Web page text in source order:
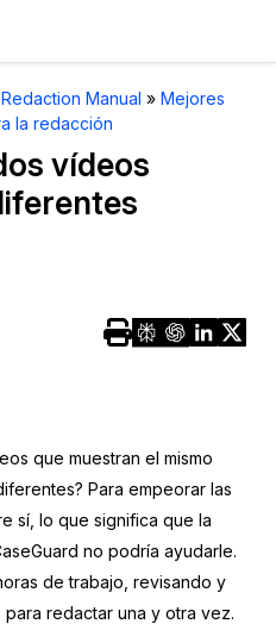
Studio
a Pedido
Demo
Manual » Mejores
la redacción
vídeos
que muestran el mismo
Para empeorar las
sí, lo que significa que la
no podría ayudarle.
de trabajo, revisando y
redactar una y otra vez.